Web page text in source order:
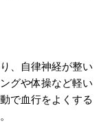
、自律神経が整い
グや体操など軽い
で血行をよくする